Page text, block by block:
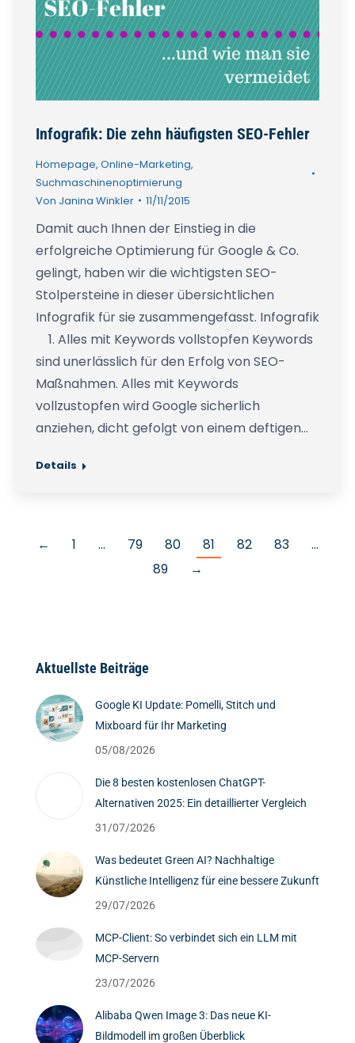
Infografik: Die zehn häufigsten SEO-Fehler
Homepage, Online-Marketing,
Suchmaschinenoptimierung
Von Janina Winkler 11/11/2015
Damit auch Ihnen der Einstieg in die
erfolgreiche Optimierung für Google & Co.
gelingt, haben wir die wichtigsten SEO-
Stolpersteine in dieser übersichtlichen
Infografik für sie zusammengefasst. Infografik
1. Alles mit Keywords vollstopfen Keywords
sind unerlässlich für den Erfolg von SEO-
Maßnahmen. Alles mit Keywords
vollzustopfen wird Google sicherlich
anziehen, dicht gefolgt von einem deftigen…
Details
← 1 … 79 80 81 82 83
…
89
→
Aktuellste Beiträge
Google KI Update: Pomelli, Stitch und
Mixboard für Ihr Marketing
05/08/2026
Die 8 besten kostenlosen ChatGPT-
Alternativen 2025: Ein detaillierter Vergleich
31/07/2026
Was bedeutet Green AI? Nachhaltige
Künstliche Intelligenz für eine bessere Zukunft
29/07/2026
MCP-Client: So verbindet sich ein LLM mit
MCP-Servern
23/07/2026
Alibaba Qwen Image 3: Das neue KI-
Bildmodell im großen Überblick